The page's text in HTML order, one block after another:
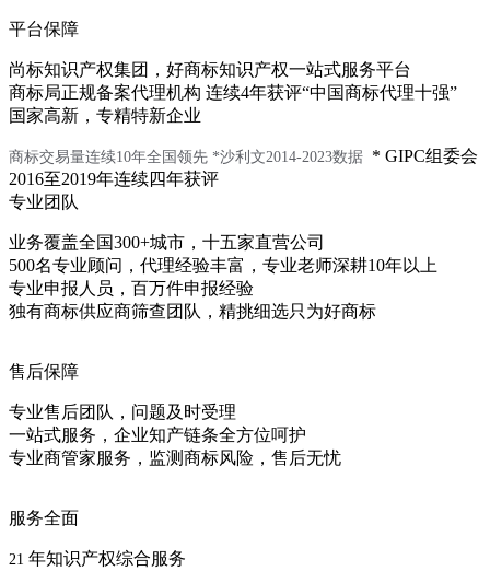
平台保障
尚标知识产权集团，好商标知识产权一站式服务平台
商标局正规备案代理机构 连续4年获评“中国商标代理十强”
国家高新，专精特新企业
商标交易量连续10年全国领先 *沙利文2014-2023数据 * GIPC组委会
2016至2019年连续四年获评
专业团队
业务覆盖全国300+城市，十五家直营公司
500名专业顾问，代理经验丰富，专业老师深耕10年以上
专业申报人员，百万件申报经验
独有商标供应商筛查团队，精挑细选只为好商标
售后保障
专业售后团队，问题及时受理
一站式服务，企业知产链条全方位呵护
专业商管家服务，监测商标风险，售后无忧
服务全面
21 年知识产权综合服务